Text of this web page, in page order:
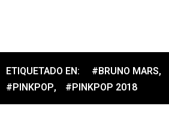
ETIQUETADO EN: #BRUNO MARS,
#PINKPOP, #PINKPOP 2018